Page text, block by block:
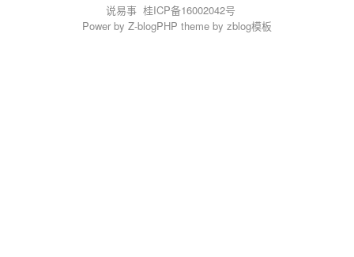
说易事 桂ICP备16002042号
Power by Z-blogPHP theme by zblog模板